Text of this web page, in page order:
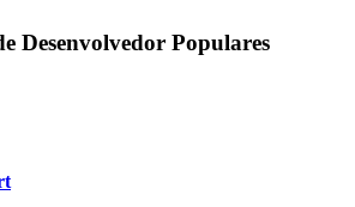
Desenvolvedor Populares